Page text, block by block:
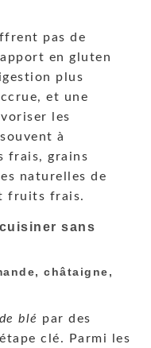
pas de
en gluten
plus
et une
les
à
frais, grains
naturelles de
fruits frais.
sans
châtaigne,
blé par des
clé. Parmi les